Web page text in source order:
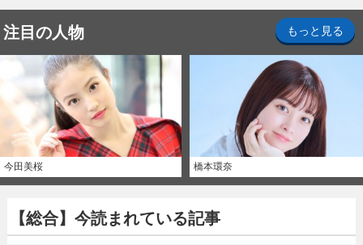
注目の人物 もっと見る
今田美桜 橋本環奈
【総合】今読まれている記事